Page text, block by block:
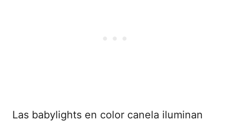
Las babylights en color canela iluminan